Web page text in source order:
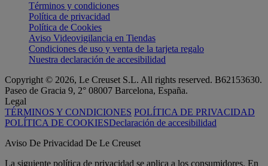
Términos y condiciones
Política de privacidad
Política de Cookies
Aviso Videovigilancia en Tiendas
Condiciones de uso y venta de la tarjeta regalo
Nuestra declaración de accesibilidad
Copyright © 2026, Le Creuset S.L. All rights reserved. B62153630.
Paseo de Gracia 9, 2° 08007 Barcelona, España.
Legal
TÉRMINOS Y CONDICIONES POLÍTICA DE PRIVACIDAD
POLÍTICA DE COOKIESDeclaración de accesibilidad
Aviso De Privacidad De Le Creuset
La siguiente política de privacidad se aplica a los consumidores. En